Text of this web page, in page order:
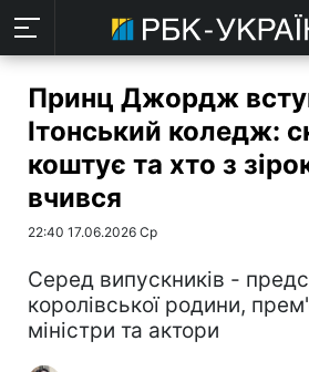
Принц Джордж
Ітонський коледж:
коштує та хто з
вчився
22:40 17.06.2026 Ср
Серед випускників -
королівської родини,
міністри та актори